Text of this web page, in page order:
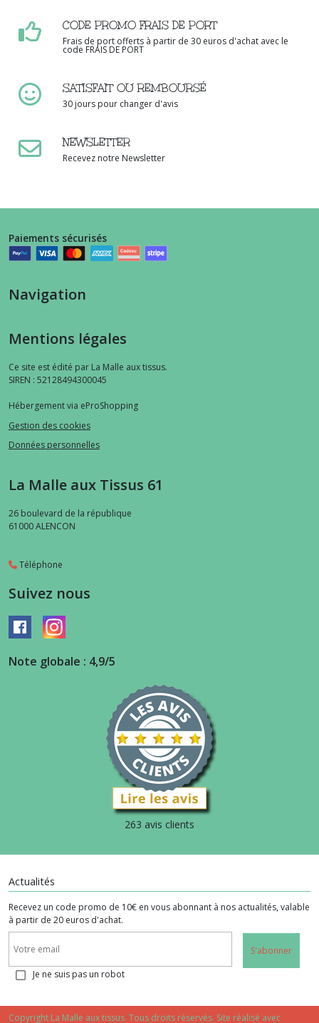
CODE PROMO FRAIS DE PORT
Frais de port offerts à partir de 30 euros d'achat avec le
code FRAIS DE PORT
SATISFAIT OU REMBOURSÉ
30 jours pour changer d'avis
NEWSLETTER
Recevez notre Newsletter
Paiements sécurisés
Navigation
Mentions légales
Ce site est édité par La Malle aux tissus.
SIREN : 52128494300045
Hébergement via eProShopping
Gestion des cookies
Données personnelles
La Malle aux Tissus 61
26 boulevard de la république
61000ALENCON
Téléphone
Suivez nous
Note globale : 4,9/5
263 avis clients
Actualités
Recevez un code promo de 10€ en vous abonnant à nos actualités, valable
à partir de 20 euros d'achat.
S'abonner
Je ne suis pas un robot
Copyright La Malle aux tissus. Tous droits réservés. Site réalisé avec